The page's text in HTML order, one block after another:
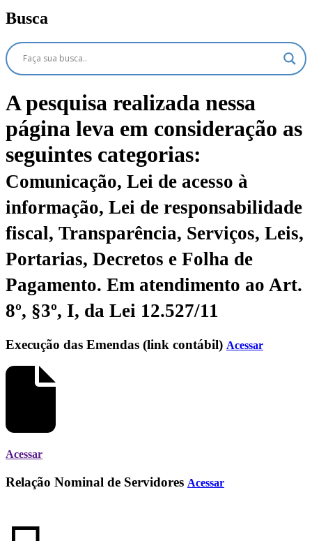
Busca
A pesquisa realizada nessa
página leva em consideração as
seguintes categorias:
Comunicação, Lei de acesso à
informação, Lei de responsabilidade
fiscal, Transparência, Serviços, Leis,
Portarias, Decretos e Folha de
Pagamento. Em atendimento ao Art.
8º, §3º, I, da Lei 12.527/11
Execução das Emendas (link contábil) Acessar
Acessar
Relação Nominal de Servidores Acessar